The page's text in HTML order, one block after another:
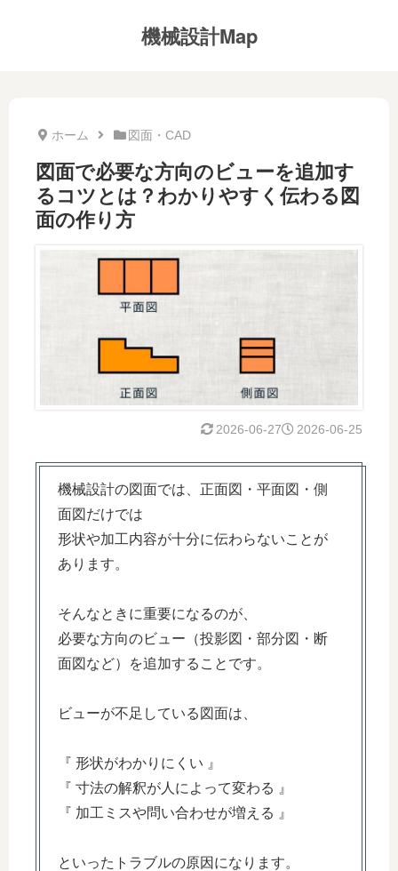
機械設計Map
ホーム 図面・CAD
図面で必要な方向のビューを追加す
るコツとは？わかりやすく伝わる図
面の作り方
2026-06-25
2026-06-27
機械設計の図面では、正面図・平面図・側
面図だけでは
形状や加工内容が十分に伝わらないことが
あります。
そんなときに重要になるのが、
必要な方向のビュー（投影図・部分図・断
面図など）を追加することです。
ビューが不足している図面は、
『 形状がわかりにくい 』
『 寸法の解釈が人によって変わる 』
『 加工ミスや問い合わせが増える 』
といったトラブルの原因になります。